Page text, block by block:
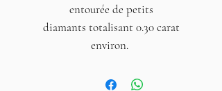
entourée de petits
diamants totalisant 0.30 carat
environ.
Tour de doigt: 53